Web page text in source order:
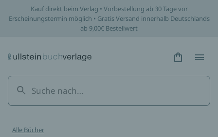
Kauf direkt beim Verlag • Vorbestellung ab 30 Tage vor
Erscheinungstermin möglich • Gratis Versand innerhalb Deutschlands
ab 9,00€ Bestellwert
Hidden
Alle Bücher